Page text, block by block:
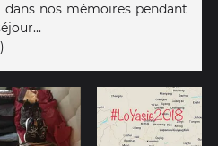
nos mémoires pendant